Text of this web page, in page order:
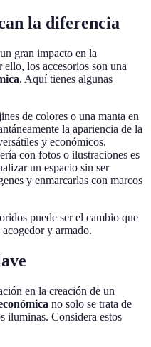
la diferencia
gran impacto en la
los accesorios son una
. Aquí tienes algunas
de colores o una manta en
la apariencia de la
y económicos.
con fotos o ilustraciones es
un espacio sin ser
y enmarcarlas con marcos
puede ser el cambio que
acogedor y armado.
en la creación de un
no solo se trata de
iluminas. Considera estos